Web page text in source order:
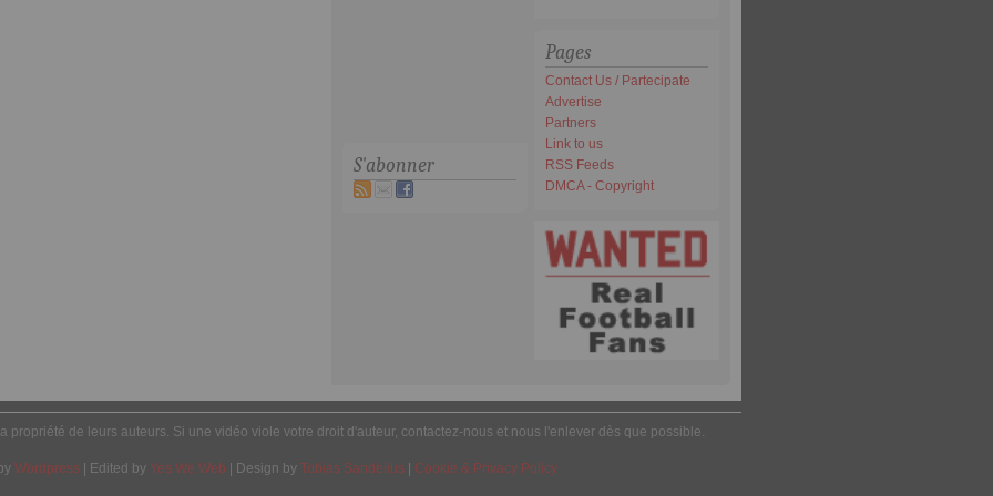
S'abonner
Pages
Contact Us / Partecipate
Advertise
Partners
Link to us
RSS Feeds
DMCA - Copyright
propriété de leurs auteurs. Si une vidéo viole votre droit d'auteur, contactez-nous et nous l'enlever dès que possible.
Wordpress | Edited by Yes We Web | Design by Tobias Sandelius Cookie & Privacy Policy